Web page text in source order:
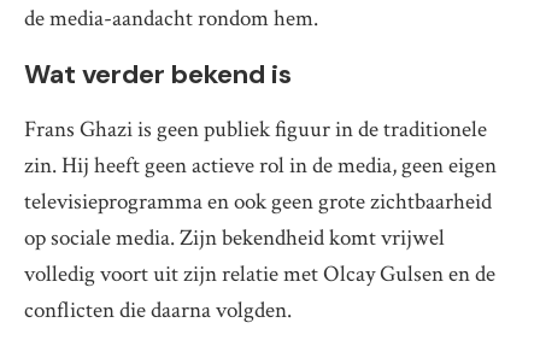
de media-aandacht rondom hem.
Wat verder bekend is
Frans Ghazi is geen publiek figuur in de traditionele
zin. Hij heeft geen actieve rol in de media, geen eigen
televisieprogramma en ook geen grote zichtbaarheid
op sociale media. Zijn bekendheid komt vrijwel
volledig voort uit zijn relatie met Olcay Gulsen en de
conflicten die daarna volgden.